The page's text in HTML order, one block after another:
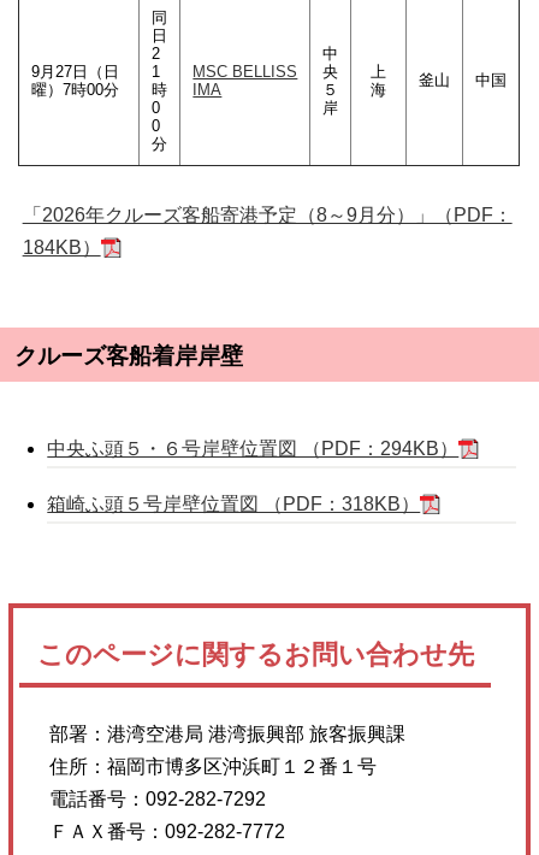
9月27日（日
曜）7時00分
同
日
2
1
時
0
0
分
MSC BELLISS
IMA
中
央
５
岸
上
海
釜山 中国
「2026年クルーズ客船寄港予定（8～9月分）」（PDF：
184KB）
クルーズ客船着岸岸壁
中央ふ頭５・６号岸壁位置図 （PDF：294KB）
箱崎ふ頭５号岸壁位置図 （PDF：318KB）
このページに関するお問い合わせ先
部署：港湾空港局 港湾振興部 旅客振興課
住所：福岡市博多区沖浜町１２番１号
電話番号：092-282-7292
ＦＡＸ番号：092-282-7772